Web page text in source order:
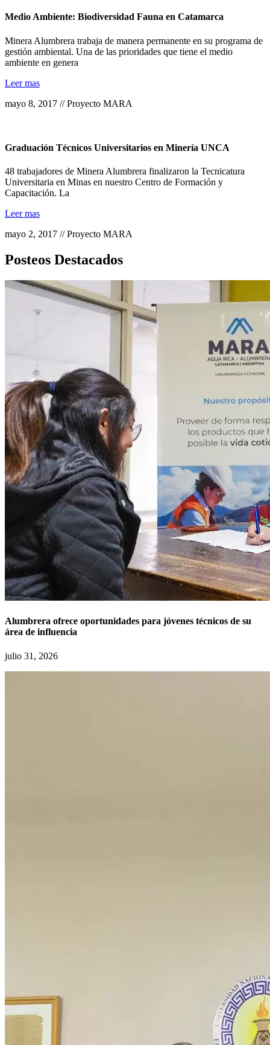
Medio Ambiente: Biodiversidad Fauna en Catamarca
Minera Alumbrera trabaja de manera permanente en su programa de
gestión ambiental. Una de las prioridades que tiene el medio
ambiente en genera
Leer mas
mayo 8, 2017 // Proyecto MARA
Graduación Técnicos Universitarios en Minería UNCA
48 trabajadores de Minera Alumbrera finalizaron la Tecnicatura
Universitaria en Minas en nuestro Centro de Formación y
Capacitación. La
Leer mas
mayo 2, 2017 // Proyecto MARA
Posteos Destacados
Alumbrera ofrece oportunidades para jóvenes técnicos de su
área de influencia
julio 31, 2026